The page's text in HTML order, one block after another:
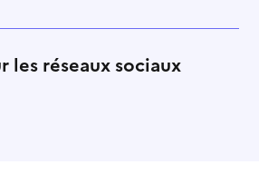
les réseaux sociaux